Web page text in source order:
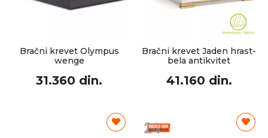
Bračni krevet Olympus
wenge
31.360 din.
Bračni krevet Jaden hrast-
bela antikvitet
41.160 din.